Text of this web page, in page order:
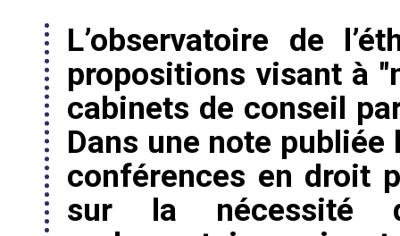
L’observatoire de
propositions visant à
cabinets de conseil
Dans une note
conférences en droit
sur la nécessité